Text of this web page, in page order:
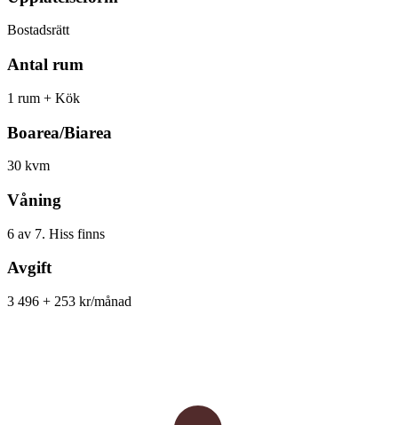
Bostadsrätt
Antal rum
1 rum + Kök
Boarea/Biarea
30 kvm
Våning
6 av 7. Hiss finns
Avgift
3 496 + 253 kr/månad